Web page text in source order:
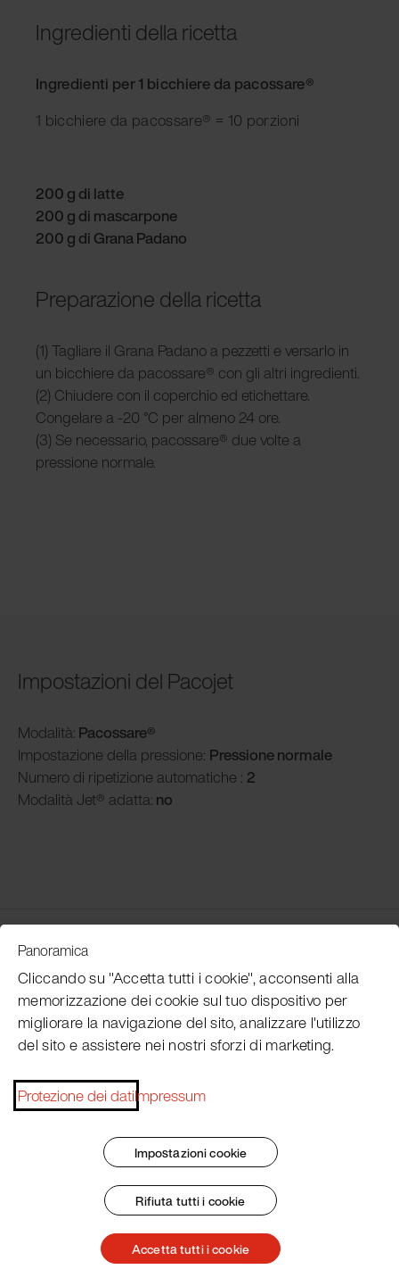
Ingredienti della ricetta
Ingredienti per 1 bicchiere da pacossare®
1 bicchiere da pacossare® = 10 porzioni
200 g di latte
200 g di mascarpone
200 g di Grana Padano
Preparazione della ricetta
(1) Tagliare il Grana Padano a pezzetti e versarlo in
un bicchiere da pacossare® con gli altri ingredienti.
(2) Chiudere con il coperchio ed etichettare.
Congelare a -20 °C per almeno 24 ore.
(3) Se necessario, pacossare® due volte a
pressione normale.
Impostazioni del Pacojet
Modalità: Pacossare®
Impostazione della pressione: Pressione normale
Numero di ripetizione automatiche : 2
Modalità Jet® adatta: no
Customer Service
Subscribe Pacojet Newsletter
Would you like to be regularly updated on news, event
Termini e condizioni generali
Protezione dei dati
Panoramica
Cliccando su "Accetta tutti i cookie", acconsenti alla
memorizzazione dei cookie sul tuo dispositivo per
migliorare la navigazione del sito, analizzare l'utilizzo
del sito e assistere nei nostri sforzi di marketing.
Protezione dei datiImpressum
Impostazioni cookie
Rifiuta tutti i cookie
Accetta tutti i cookie